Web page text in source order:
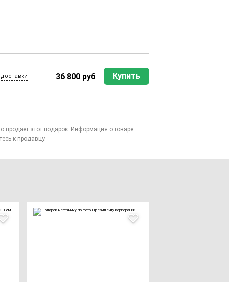
36 800 руб Купить
продает этот подарок. Информация о товаре
к продавцу.